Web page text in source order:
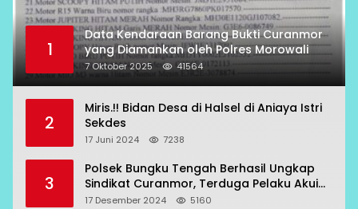
1
Data Kendaraan Barang Bukti Curanmor
yang Diamankan oleh Polres Morowali
7 Oktober 2025 41564
2
Miris.!! Bidan Desa di Halsel di Aniaya Istri
Sekdes
17 Juni 2024 7238
3
Polsek Bungku Tengah Berhasil Ungkap
Sindikat Curanmor, Terduga Pelaku Akui
Beraksi di 7 Lokasi
17 Desember 2024 5160